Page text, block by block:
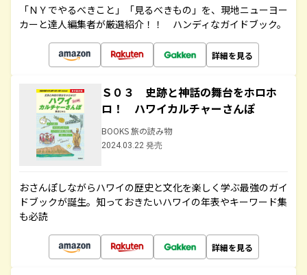
「ＮＹでやるべきこと」「見るべきもの」を、現地ニューヨー
カーと達人編集者が厳選紹介！！ ハンディなガイドブック。
詳細を見る
Ｓ０３ 史跡と神話の舞台をホロホ
ロ！ ハワイカルチャーさんぽ
BOOKS 旅の読み物
2024.03.22 発売
おさんぽしながらハワイの歴史と文化を楽しく学ぶ最強のガイ
ドブックが誕生。知っておきたいハワイの年表やキーワード集
も必読
詳細を見る